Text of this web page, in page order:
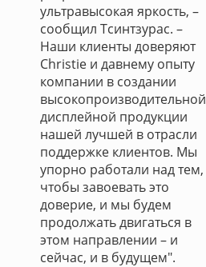
ультравысокая яркость, –
сообщил Тсинтзурас. –
Наши клиенты доверяют
Christie и давнему опыту
компании в создании
высокопроизводительной
дисплейной продукции
нашей лучшей в отрасли
поддержке клиентов. Мы
упорно работали над тем,
чтобы завоевать это
доверие, и мы будем
продолжать двигаться в
этом направлении – и
сейчас, и в будущем".